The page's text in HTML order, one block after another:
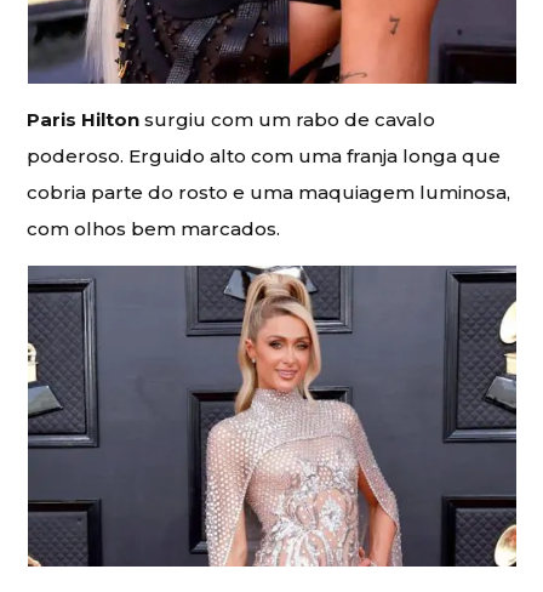
Paris Hilton surgiu com um rabo de cavalo
poderoso. Erguido alto com uma franja longa que
cobria parte do rosto e uma maquiagem luminosa,
com olhos bem marcados.